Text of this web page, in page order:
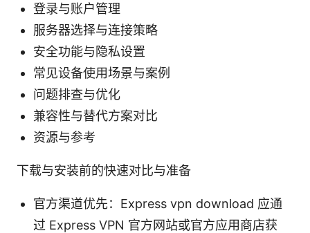
登录与账户管理
服务器选择与连接策略
安全功能与隐私设置
常见设备使用场景与案例
问题排查与优化
兼容性与替代方案对比
资源与参考
下载与安装前的快速对比与准备
官方渠道优先：Express vpn download 应通
过 Express VPN 官方网站或官方应用商店获